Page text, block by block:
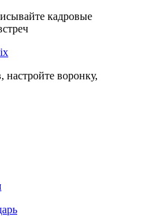
кадровые
настройте воронку,